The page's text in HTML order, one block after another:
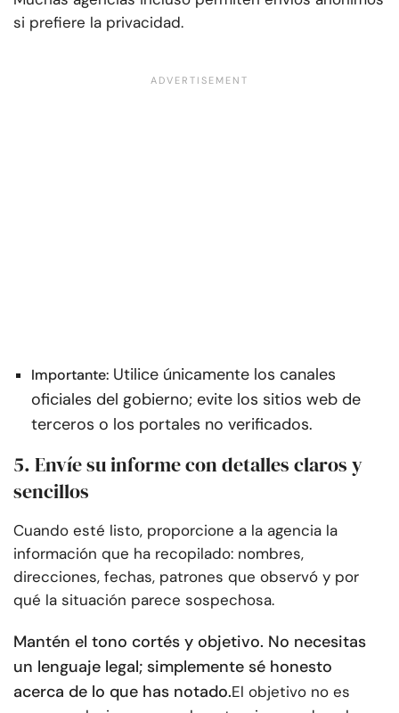
si prefiere la privacidad.
Importante: Utilice únicamente los canales
oficiales del gobierno; evite los sitios web de
terceros o los portales no verificados.
5. Envíe su informe con detalles claros y
sencillos
Cuando esté listo, proporcione a la agencia la
información que ha recopilado: nombres,
direcciones, fechas, patrones que observó y por
qué la situación parece sospechosa.
Mantén el tono cortés y objetivo. No necesitas
un lenguaje legal; simplemente sé honesto
acerca de lo que has notado.El objetivo no es